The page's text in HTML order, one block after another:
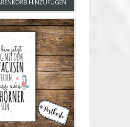
HINZUFÜGEN